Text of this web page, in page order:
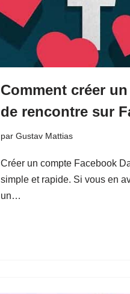
Comment créer
de rencontre sur
par Gustav Mattias
Créer un compte Facebook
simple et rapide. Si vous en
un…